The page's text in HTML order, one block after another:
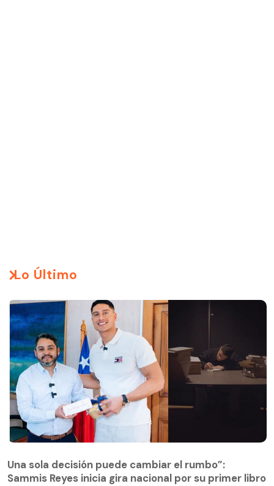
Lo Último
Una sola decisión puede cambiar el rumbo”:
Sammis Reyes inicia gira nacional por su primer libro